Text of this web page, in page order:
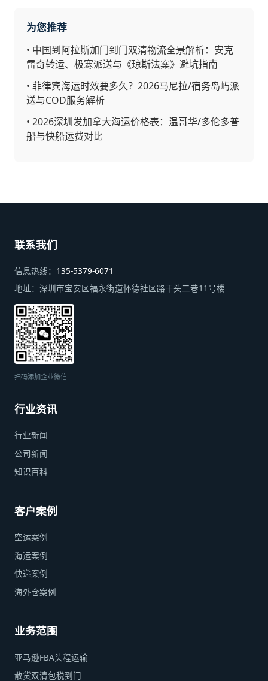
为您推荐
• 中国到阿拉斯加门到门双清物流全景解析：安克
雷奇转运、极寒派送与《琼斯法案》避坑指南
• 菲律宾海运时效要多久？2026马尼拉/宿务岛屿派
送与COD服务解析
• 2026深圳发加拿大海运价格表：温哥华/多伦多普
船与快船运费对比
联系我们
信息热线： 135-5379-6071
地址： 深圳市宝安区福永街道怀德社区路干头二巷11号楼
扫码添加企业微信
行业资讯
行业新闻
公司新闻
知识百科
客户案例
空运案例
海运案例
快递案例
海外仓案例
业务范围
亚马逊FBA头程运输
散货双清包税到门